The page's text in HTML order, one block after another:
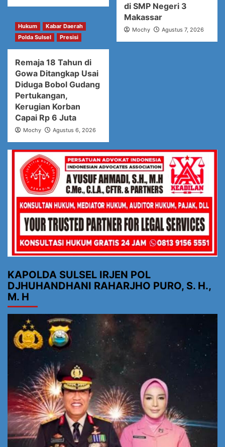
di SMP Negeri 3
Makassar
Mochy Agustus 7, 2026
Hukum
Kabar Daerah
Polda Sulsel
Presisi
Remaja 18 Tahun di
Gowa Ditangkap Usai
Diduga Bobol Gudang
Pertukangan,
Kerugian Korban
Capai Rp 6 Juta
Mochy Agustus 6, 2026
KAPOLDA SULSEL IRJEN POL
DJHUHANDHANI RAHARJHO PURO, S. H.,
M. H